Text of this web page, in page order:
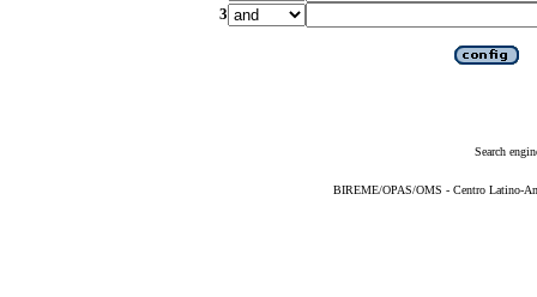
3
Search
BIREME/OPAS/OMS - Centro Latino-